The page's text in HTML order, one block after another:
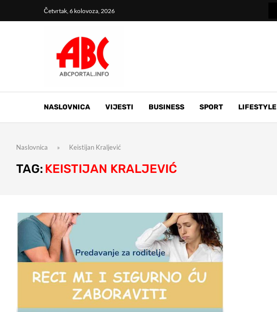
Četvrtak, 6 kolovoza, 2026
NASLOVNICA VIJESTI BUSINESS SPORT LIFESTYLE
Naslovnica » Keistijan Kraljević
TAG: KEISTIJAN KRALJEVIĆ